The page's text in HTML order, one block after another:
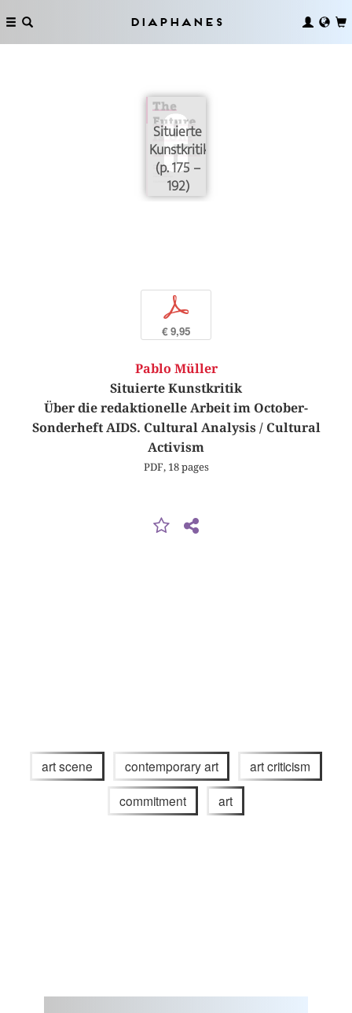
Diaphanes
Situierte
Kunstkritik
(p. 175 –
192)
p
€ 9,95
Pablo Müller
Situierte Kunstkritik
Über die redaktionelle Arbeit im October-
Sonderheft AIDS. Cultural Analysis / Cultural
Activism
PDF, 18 pages
art scene contemporary art art criticism
commitment art